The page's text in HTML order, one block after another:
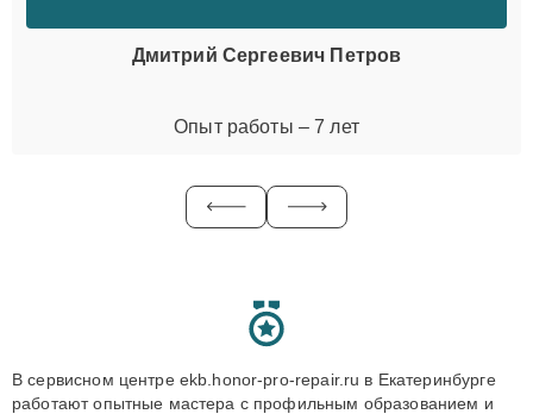
Дмитрий Сергеевич Петров
Опыт работы – 7 лет
В сервисном центре ekb.honor-pro-repair.ru в Екатеринбурге
работают опытные мастера с профильным образованием и